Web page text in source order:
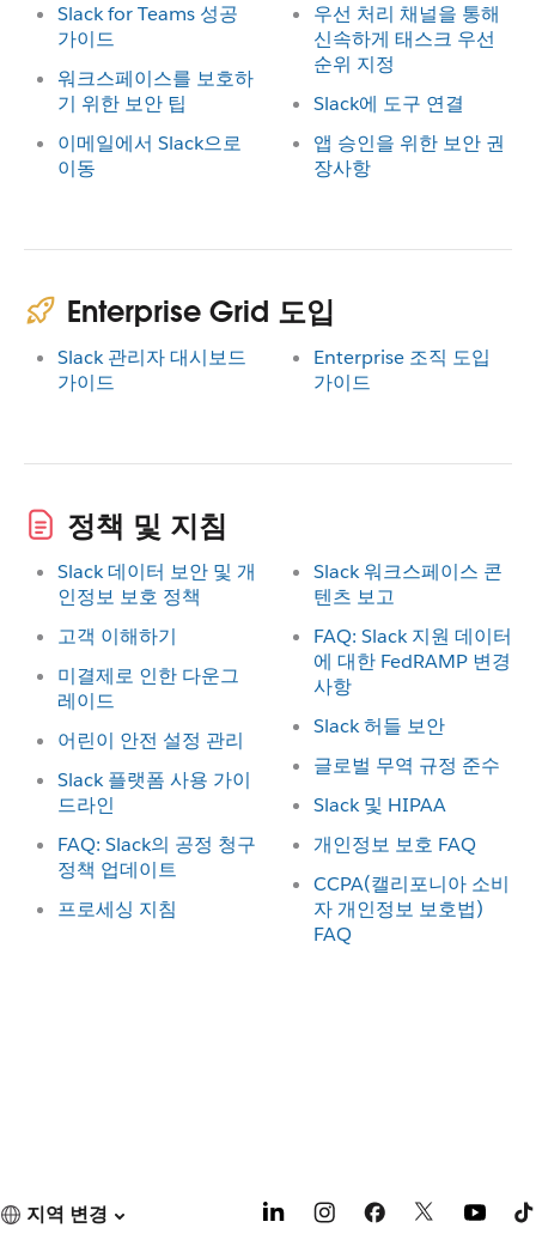
Slack for Teams 성공
가이드
워크스페이스를 보호하
기 위한 보안 팁
이메일에서 Slack으로
이동
우선 처리 채널을 통해
신속하게 태스크 우선
순위 지정
Slack에 도구 연결
앱 승인을 위한 보안 권
장사항
Enterprise Grid 도입
Slack 관리자 대시보드
가이드
Enterprise 조직 도입
가이드
정책 및 지침
Slack 데이터 보안 및 개
인정보 보호 정책
고객 이해하기
미결제로 인한 다운그
레이드
어린이 안전 설정 관리
Slack 플랫폼 사용 가이
드라인
FAQ: Slack의 공정 청구
정책 업데이트
프로세싱 지침
Slack 워크스페이스 콘
텐츠 보고
FAQ: Slack 지원 데이터
에 대한 FedRAMP 변경
사항
Slack 허들 보안
글로벌 무역 규정 준수
Slack 및 HIPAA
개인정보 보호 FAQ
CCPA(캘리포니아 소비
자 개인정보 보호법)
FAQ
지역 변경